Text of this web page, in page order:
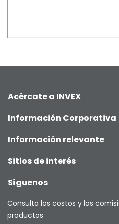
Acércate a INVEX
Información Corporativa
Información relevante
Sitios de interés
Síguenos
Consulta los costos y las
productos